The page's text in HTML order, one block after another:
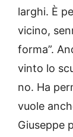
larghi. È
vicino,
forma”.
vinto lo
no. Ha
vuole
Giuseppe